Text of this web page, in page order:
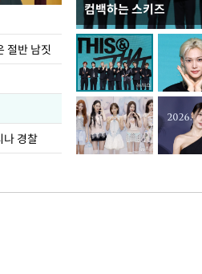
절반 남짓
나 경찰
컴백하는 스키즈
지석천 뒤덮은 개구리